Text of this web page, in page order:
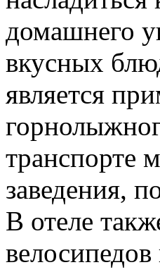
домашнего
вкусных
является
транспорте
заведения,
В отеле